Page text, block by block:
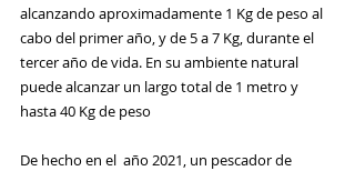
alcanzando aproximadamente 1 Kg de peso al
cabo del primer año, y de 5 a 7 Kg, durante el
tercer año de vida. En su ambiente natural
puede alcanzar un largo total de 1 metro y
hasta 40 Kg de peso
De hecho en el  año 2021, un pescador de